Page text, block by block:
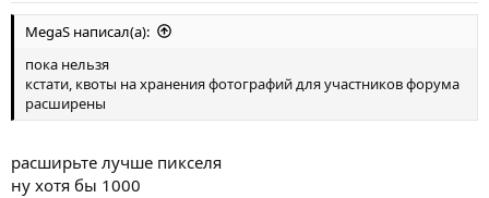
MegaS написал(а):
пока нельзя
кстати, квоты на хранения фотографий для участников форума
расширены
расширьте лучше пикселя
ну хотя бы 1000